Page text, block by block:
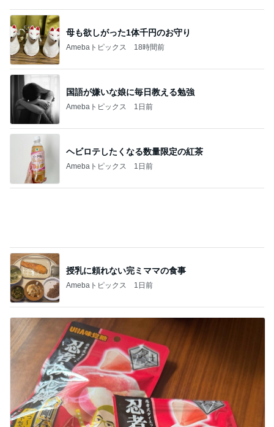
母も欲しがった1体千円のお守り
Amebaトピックス 18時間前
国語が嫌いな娘に毎日教える勉強
Amebaトピックス 1日前
ヘビロテしたくなる数量限定の紅茶
Amebaトピックス 1日前
授乳に頼れない完ミママの食事
Amebaトピックス 1日前